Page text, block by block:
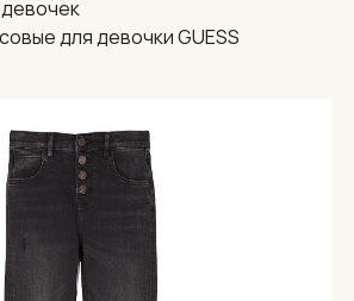
для девочки GUESS